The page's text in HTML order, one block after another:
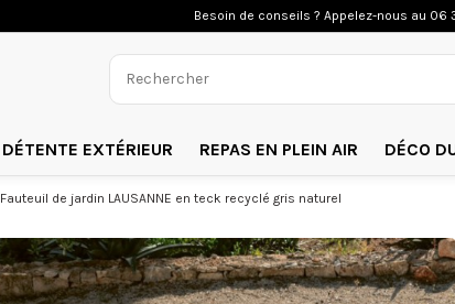
Besoin de conseils ? Appelez-nous au 06
DÉTENTE EXTÉRIEUR REPAS EN PLEIN AIR DÉCO
Fauteuil de jardin LAUSANNE en teck recyclé gris naturel